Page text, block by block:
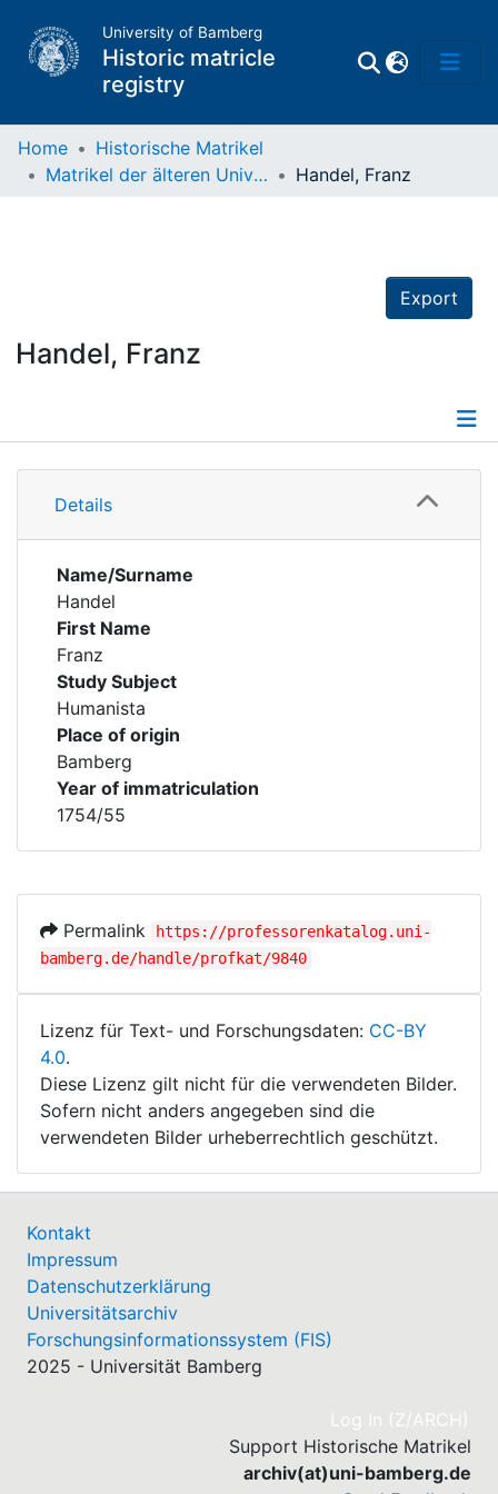
University of Bamberg
Historic matricle
registry
Home
Historische Matrikel
Matrikel der älteren Universität
Handel, Franz
Export
Handel, Franz
Details
Details
Name/Surname
Handel
First Name
Franz
Study Subject
Humanista
Place of origin
Bamberg
Year of immatriculation
1754/55
Permalink
https://professorenkatalog.uni-
bamberg.de/handle/profkat/9840
Lizenz für Text- und Forschungsdaten: CC-BY
4.0.
Diese Lizenz gilt nicht für die verwendeten Bilder.
Sofern nicht anders angegeben sind die
verwendeten Bilder urheberrechtlich geschützt.
Kontakt
Impressum
Datenschutzerklärung
Universitätsarchiv
Forschungsinformationssystem (FIS)
2025 - Universität Bamberg
Log In (Z/ARCH)
Support Historische Matrikel
archiv(at)uni-bamberg.de